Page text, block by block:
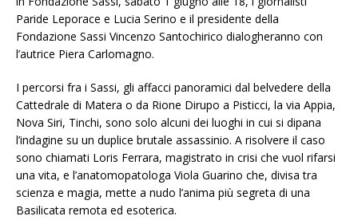
Paride Leporace e Lucia Serino e il presidente della
Fondazione Sassi Vincenzo Santochirico dialogheranno con
l’autrice Piera Carlomagno.
I percorsi fra i Sassi, gli affacci panoramici dal belvedere della
Cattedrale di Matera o da Rione Dirupo a Pisticci, la via Appia,
Nova Siri, Tinchi, sono solo alcuni dei luoghi in cui si dipana
l’indagine su un duplice brutale assassinio. A risolvere il caso
sono chiamati Loris Ferrara, magistrato in crisi che vuol rifarsi
una vita, e l’anatomopatologa Viola Guarino che, divisa tra
scienza e magia, mette a nudo l’anima più segreta di una
Basilicata remota ed esoterica.